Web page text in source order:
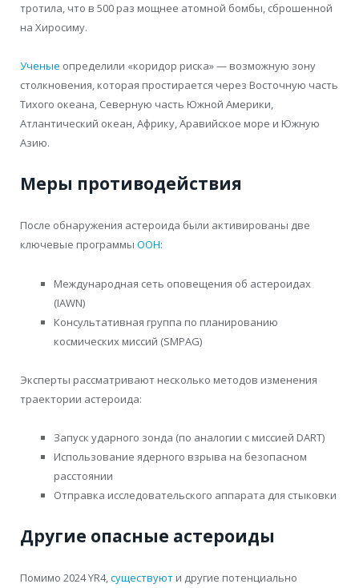
тротила, что в 500 раз мощнее атомной бомбы, сброшенной
на Хиросиму.
Ученые определили «коридор риска» — возможную зону
столкновения, которая простирается через Восточную часть
Тихого океана, Северную часть Южной Америки,
Атлантический океан, Африку, Аравийское море и Южную
Азию.
Меры противодействия
После обнаружения астероида были активированы две
ключевые программы ООН:
Международная сеть оповещения об астероидах
(IAWN)
Консультативная группа по планированию
космических миссий (SMPAG)
Эксперты рассматривают несколько методов изменения
траектории астероида:
Запуск ударного зонда (по аналогии с миссией DART)
Использование ядерного взрыва на безопасном
расстоянии
Отправка исследовательского аппарата для стыковки
Другие опасные астероиды
Помимо 2024 YR4,существуют и другие потенциально